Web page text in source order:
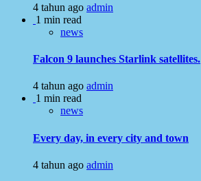
4 tahun ago admin
1 min read
news
Falcon 9 launches Starlink satellites.
4 tahun ago admin
1 min read
news
Every day, in every city and town
4 tahun ago admin